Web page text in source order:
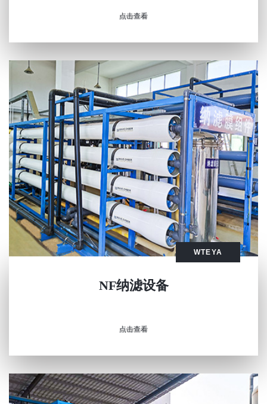
点击查看
WTEYA
NF纳滤设备
点击查看